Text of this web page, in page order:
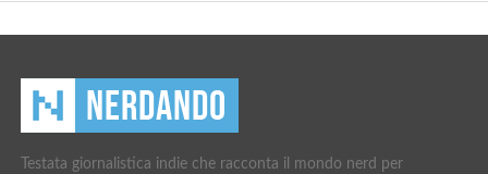
Testata giornalistica indie che racconta il mondo nerd per